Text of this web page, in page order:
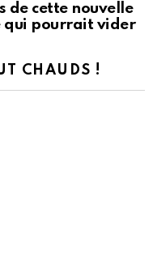
de cette nouvelle
qui pourrait vider
CHAUDS !